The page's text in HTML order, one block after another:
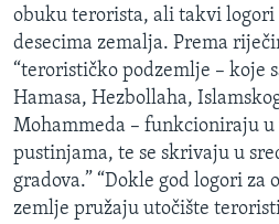
Jezici
obuku terorista, ali takvi logori
desecima zemalja. Prema
“terorističko podzemlje – koje
Hamasa, Hezbollaha,
Mohammeda – funkcioniraju
pustinjama, te se skrivaju u
gradova.” “Dokle god logori za
zemlje pružaju utočište